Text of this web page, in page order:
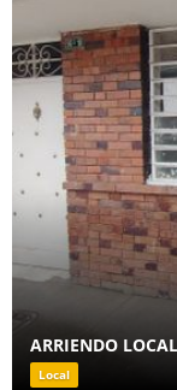
ARRIENDO
Local